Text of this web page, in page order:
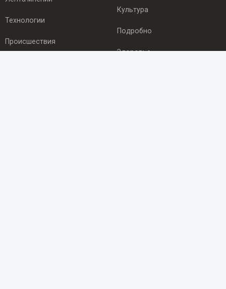
Технологии
Происшествия
Культура
Подробно
Здоровье